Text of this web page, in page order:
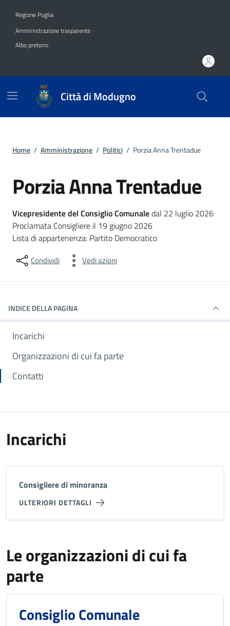
Regione Puglia
Amministrazione trasparente
Albo pretorio
Città di Modugno
Home / Amministrazione / Politici / Porzia Anna Trentadue
Porzia Anna Trentadue
Vicepresidente del Consiglio Comunaledal 22 luglio 2026
Proclamata Consigliere il 19 giugno 2026
Lista di appartenenza: Partito Democratico
Condividi Vedi azioni
INDICE DELLA PAGINA
Incarichi
Organizzazioni di cui fa parte
Contatti
Incarichi
Consigliere di minoranza
ULTERIORI DETTAGLI
Le organizzazioni di cui fa
parte
Consiglio Comunale